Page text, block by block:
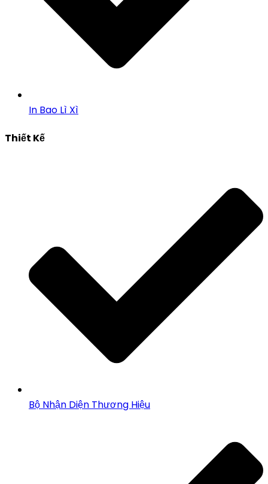
In Bao Lì Xì
Thiết Kế
Bộ Nhận Diện Thương Hiệu